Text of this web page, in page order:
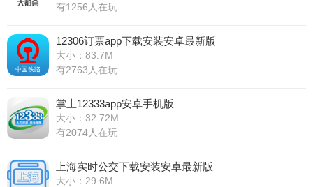
有1256人在玩
12306订票app下载安装安卓最新版
大小：83.7M
有2763人在玩
掌上12333app安卓手机版
大小：32.72M
有2074人在玩
上海实时公交下载安装安卓最新版
大小：29.6M